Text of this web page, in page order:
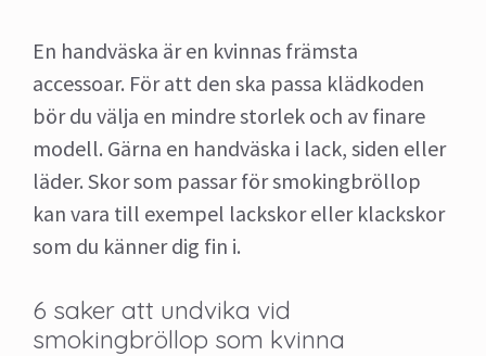
En handväska är en kvinnas främsta
accessoar. För att den ska passa klädkoden
bör du välja en mindre storlek och av finare
modell. Gärna en handväska i lack, siden eller
läder. Skor som passar för smokingbröllop
kan vara till exempel lackskor eller klackskor
som du känner dig fin i.
6 saker att undvika vid
smokingbröllop som kvinna